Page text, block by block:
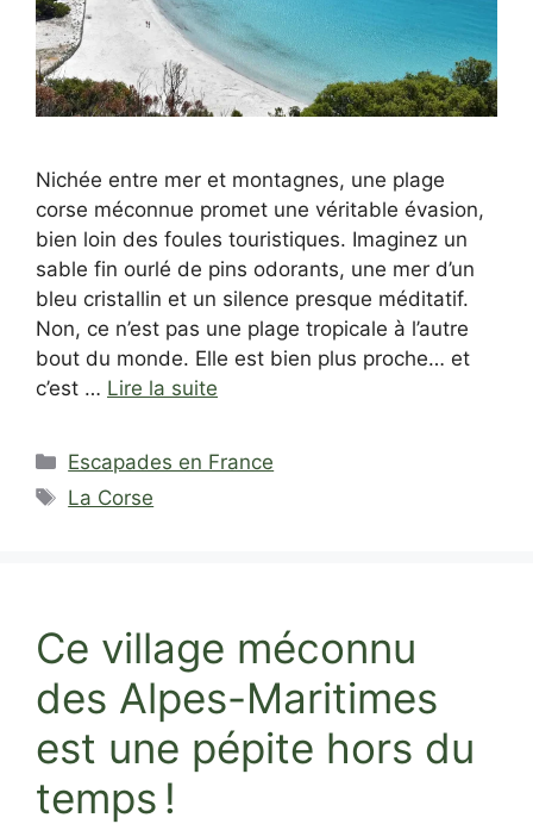
Nichée entre mer et montagnes, une plage
corse méconnue promet une véritable évasion,
bien loin des foules touristiques. Imaginez un
sable fin ourlé de pins odorants, une mer d’un
bleu cristallin et un silence presque méditatif.
Non, ce n’est pas une plage tropicale à l’autre
bout du monde. Elle est bien plus proche… et
c’est … Lire la suite
Catégories
Escapades en France
Étiquettes
La Corse
Ce village méconnu
des Alpes-Maritimes
est une pépite hors du
temps !